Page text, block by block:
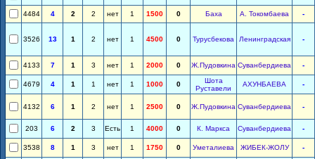
4484 4 2 2 нет 1 1500 0 Баха А. Токомбаева -
3526 13 1 2 нет 1 4500 0 Турусбекова Ленинградская -
4133 7 1 3 нет 1 2000 0 Ж.Пудовкина Суванбердиева -
4679 4 1 1 нет 1 1000 0
Шота
Руставели
АХУНБАЕВА -
4132 6 1 2 нет 1 2500 0 Ж.Пудовкина Суванбердиева -
203 6 2 3 Есть 1 4000 0 К. Маркса Суванбердиева -
3538 8 1 3 нет 1 1750 0 Уметалиева ЖИБЕК-ЖОЛУ -